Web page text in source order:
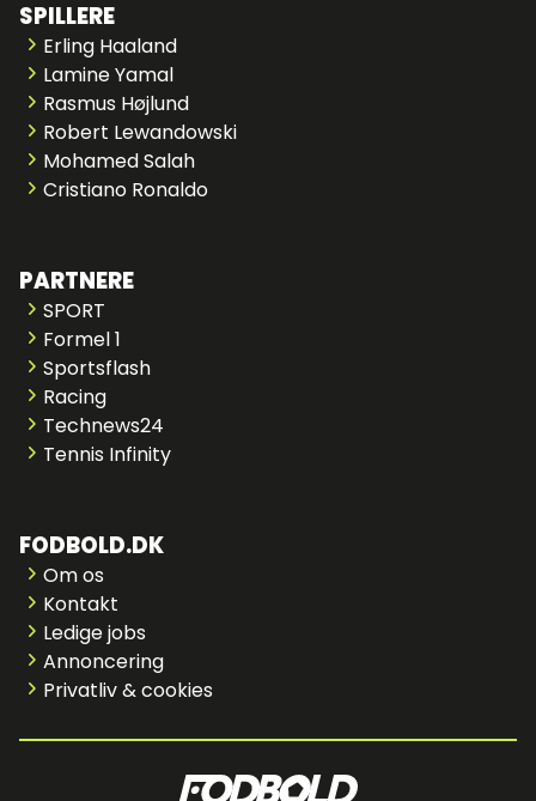
SPILLERE
Erling Haaland
Lamine Yamal
Rasmus Højlund
Robert Lewandowski
Mohamed Salah
Cristiano Ronaldo
PARTNERE
SPORT
Formel 1
Sportsflash
Racing
Technews24
Tennis Infinity
FODBOLD.DK
Om os
Kontakt
Ledige jobs
Annoncering
Privatliv & cookies